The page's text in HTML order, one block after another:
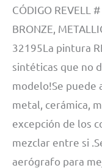
CÓDIGO REVELL
BRONZE,
32195La pintura
sintéticas que no
modelo!Se puede
metal, cerámica,
excepción de los
mezclar entre si
aerógrafo para